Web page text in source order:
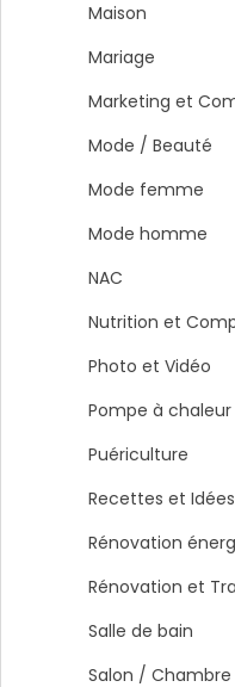
Maison
Mariage
Marketing et
Mode / Beauté
Mode femme
Mode homme
NAC
Nutrition et
Photo et Vidéo
Pompe à chaleur
Puériculture
Recettes et
Rénovation
Rénovation et
Salle de bain
Salon / Chambre